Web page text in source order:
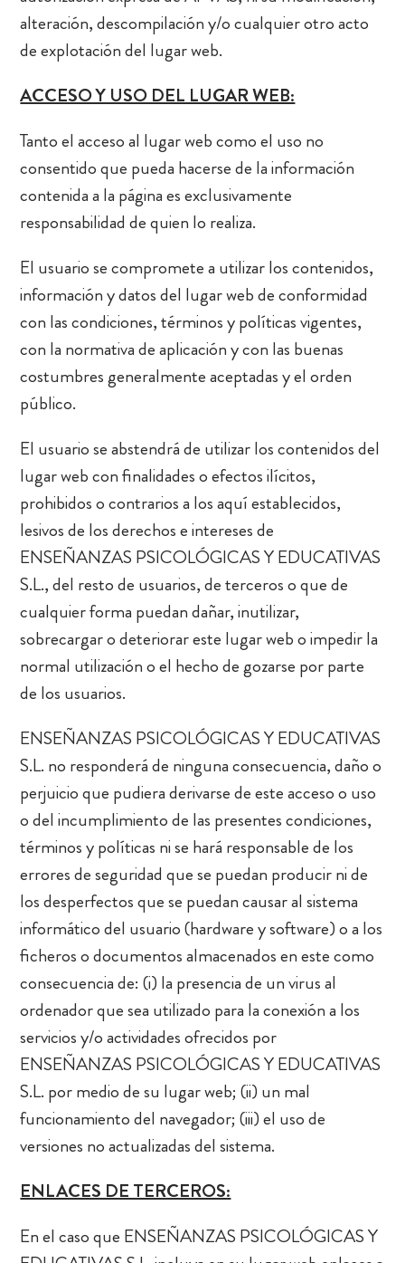
alteración, descompilación y/o cualquier otro acto
de explotación del lugar web.
ACCESO Y USO DEL LUGAR WEB:
Tanto el acceso al lugar web como el uso no
consentido que pueda hacerse de la información
contenida a la página es exclusivamente
responsabilidad de quien lo realiza.
El usuario se compromete a utilizar los contenidos,
información y datos del lugar web de conformidad
con las condiciones, términos y políticas vigentes,
con la normativa de aplicación y con las buenas
costumbres generalmente aceptadas y el orden
público.
El usuario se abstendrá de utilizar los contenidos del
lugar web con finalidades o efectos ilícitos,
prohibidos o contrarios a los aquí establecidos,
lesivos de los derechos e intereses de
ENSEÑANZAS PSICOLÓGICAS Y EDUCATIVAS
S.L., del resto de usuarios, de terceros o que de
cualquier forma puedan dañar, inutilizar,
sobrecargar o deteriorar este lugar web o impedir la
normal utilización o el hecho de gozarse por parte
de los usuarios.
ENSEÑANZAS PSICOLÓGICAS Y EDUCATIVAS
S.L. no responderá de ninguna consecuencia, daño o
perjuicio que pudiera derivarse de este acceso o uso
o del incumplimiento de las presentes condiciones,
términos y políticas ni se hará responsable de los
errores de seguridad que se puedan producir ni de
los desperfectos que se puedan causar al sistema
informático del usuario (hardware y software) o a los
ficheros o documentos almacenados en este como
consecuencia de: (i) la presencia de un virus al
ordenador que sea utilizado para la conexión a los
servicios y/o actividades ofrecidos por
ENSEÑANZAS PSICOLÓGICAS Y EDUCATIVAS
S.L. por medio de su lugar web; (ii) un mal
funcionamiento del navegador; (iii) el uso de
versiones no actualizadas del sistema.
ENLACES DE TERCEROS:
En el caso que ENSEÑANZAS PSICOLÓGICAS Y